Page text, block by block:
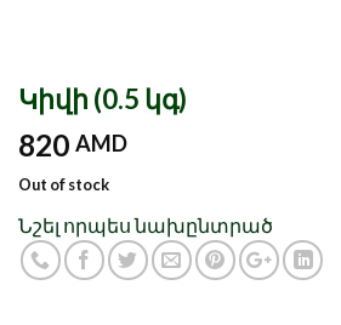
Կիվի (0.5 կգ)
820 AMD
Out of stock
Նշել որպես նախընտրած